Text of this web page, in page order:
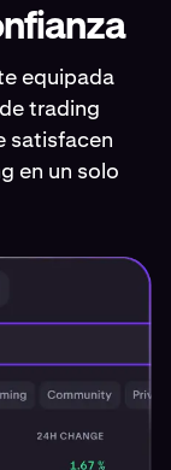
equipada
trading
satisfacen
en un solo